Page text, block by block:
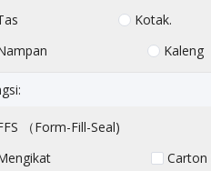
Kotak.
Kaleng
（Form-Fill-Seal)
Carton